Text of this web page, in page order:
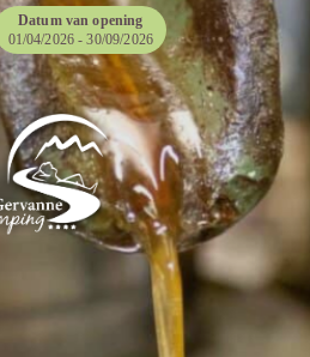
Datum van opening
01/04/2026 - 30/09/2026